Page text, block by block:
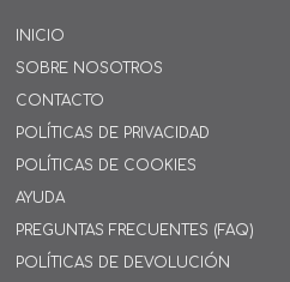
INICIO
SOBRE NOSOTROS
CONTACTO
POLÍTICAS DE PRIVACIDAD
POLÍTICAS DE COOKIES
AYUDA
PREGUNTAS FRECUENTES (FAQ)
POLÍTICAS DE DEVOLUCIÓN